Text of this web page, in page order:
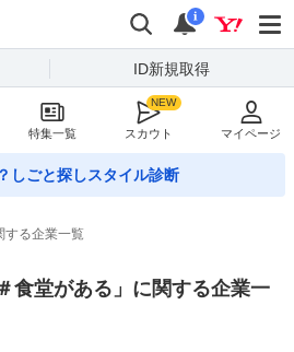
Yahoo!しごとカタログ
検索
通知
i
ID新規取得
特集一覧 スカウト マイページ
しごと探しスタイル診断
する企業一覧
食堂がある 」に関する企業一